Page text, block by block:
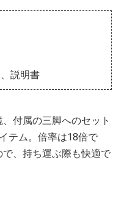
説明書
付属の三脚へのセット
テム。倍率は18倍で
、持ち運ぶ際も快適で